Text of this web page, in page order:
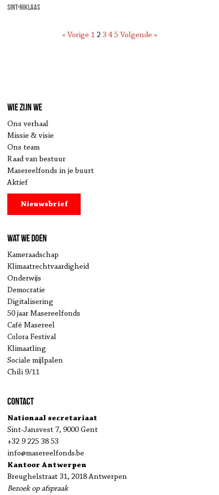
Sint-Niklaas
« Vorige 1 2 3 4 5 Volgende »
Wie zijn we
Ons verhaal
Missie & visie
Ons team
Raad van bestuur
Masereelfonds in je buurt
Aktief
Nieuwsbrief
Wat we doen
Kameraadschap
Klimaatrechtvaardigheid
Onderwijs
Democratie
Digitalisering
50 jaar Masereelfonds
Café Masereel
Colora Festival
Klimaatling
Sociale mijlpalen
Chili 9/11
Contact
Nationaal secretariaat
Sint-Jansvest 7, 9000 Gent
+32 9 225 38 53
info@masereelfonds.be
Kantoor Antwerpen
Breughelstraat 31, 2018 Antwerpen
Bezoek op afspraak